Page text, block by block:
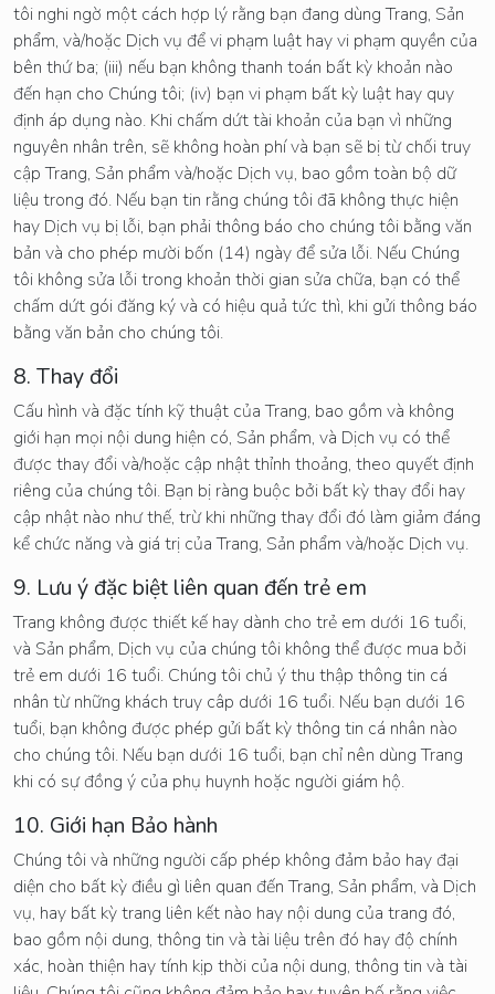
tôi nghi ngờ một cách hợp lý rằng bạn đang dùng Trang, Sản
phẩm, và/hoặc Dịch vụ để vi phạm luật hay vi phạm quyền của
bên thứ ba; (iii) nếu bạn không thanh toán bất kỳ khoản nào
đến hạn cho Chúng tôi; (iv) bạn vi phạm bất kỳ luật hay quy
định áp dụng nào. Khi chấm dứt tài khoản của bạn vì những
nguyên nhân trên, sẽ không hoàn phí và bạn sẽ bị từ chối truy
cập Trang, Sản phẩm và/hoặc Dịch vụ, bao gồm toàn bộ dữ
liệu trong đó. Nếu bạn tin rằng chúng tôi đã không thực hiện
hay Dịch vụ bị lỗi, bạn phải thông báo cho chúng tôi bằng văn
bản và cho phép mười bốn (14) ngày để sửa lỗi. Nếu Chúng
tôi không sửa lỗi trong khoản thời gian sửa chữa, bạn có thể
chấm dứt gói đăng ký và có hiệu quả tức thì, khi gửi thông báo
bằng văn bản cho chúng tôi.
8. Thay đổi
Cấu hình và đặc tính kỹ thuật của Trang, bao gồm và không
giới hạn mọi nội dung hiện có, Sản phẩm, và Dịch vụ có thể
được thay đổi và/hoặc cập nhật thỉnh thoảng, theo quyết định
riêng của chúng tôi. Bạn bị ràng buộc bởi bất kỳ thay đổi hay
cập nhật nào như thế, trừ khi những thay đổi đó làm giảm đáng
kể chức năng và giá trị của Trang, Sản phẩm và/hoặc Dịch vụ.
9. Lưu ý đặc biệt liên quan đến trẻ em
Trang không được thiết kế hay dành cho trẻ em dưới 16 tuổi,
và Sản phẩm, Dịch vụ của chúng tôi không thể được mua bởi
trẻ em dưới 16 tuổi. Chúng tôi chủ ý thu thập thông tin cá
nhân từ những khách truy câp dưới 16 tuổi. Nếu bạn dưới 16
tuổi, bạn không được phép gửi bất kỳ thông tin cá nhân nào
cho chúng tôi. Nếu bạn dưới 16 tuổi, bạn chỉ nên dùng Trang
khi có sự đồng ý của phụ huynh hoặc người giám hộ.
10. Giới hạn Bảo hành
Chúng tôi và những người cấp phép không đảm bảo hay đại
diện cho bất kỳ điều gì liên quan đến Trang, Sản phẩm, và Dịch
vụ, hay bất kỳ trang liên kết nào hay nội dung của trang đó,
bao gồm nội dung, thông tin và tài liệu trên đó hay độ chính
xác, hoàn thiện hay tính kịp thời của nội dung, thông tin và tài